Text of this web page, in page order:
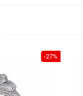
-27%